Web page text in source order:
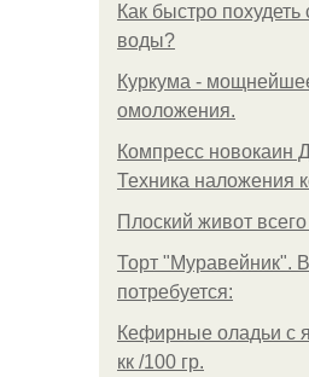
Как быстро
воды?
Куркума -
омоложения.
Компресс новокаин
Техника наложения
Плоский живот
Торт "Муравейник".
потребуется:
Кефирные оладьи с
кк /100 гр.